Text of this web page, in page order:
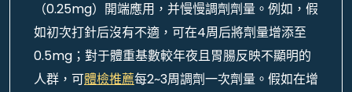
（0.25mg）開端應用，并慢慢調劑劑量。例如，假
如初次打針后沒有不適，可在4周后將劑量增添至
0.5mg；對于體重基數較年夜且胃腸反映不顯明的
人群，可體檢推薦每2~3周調劑一次劑量。假如在增